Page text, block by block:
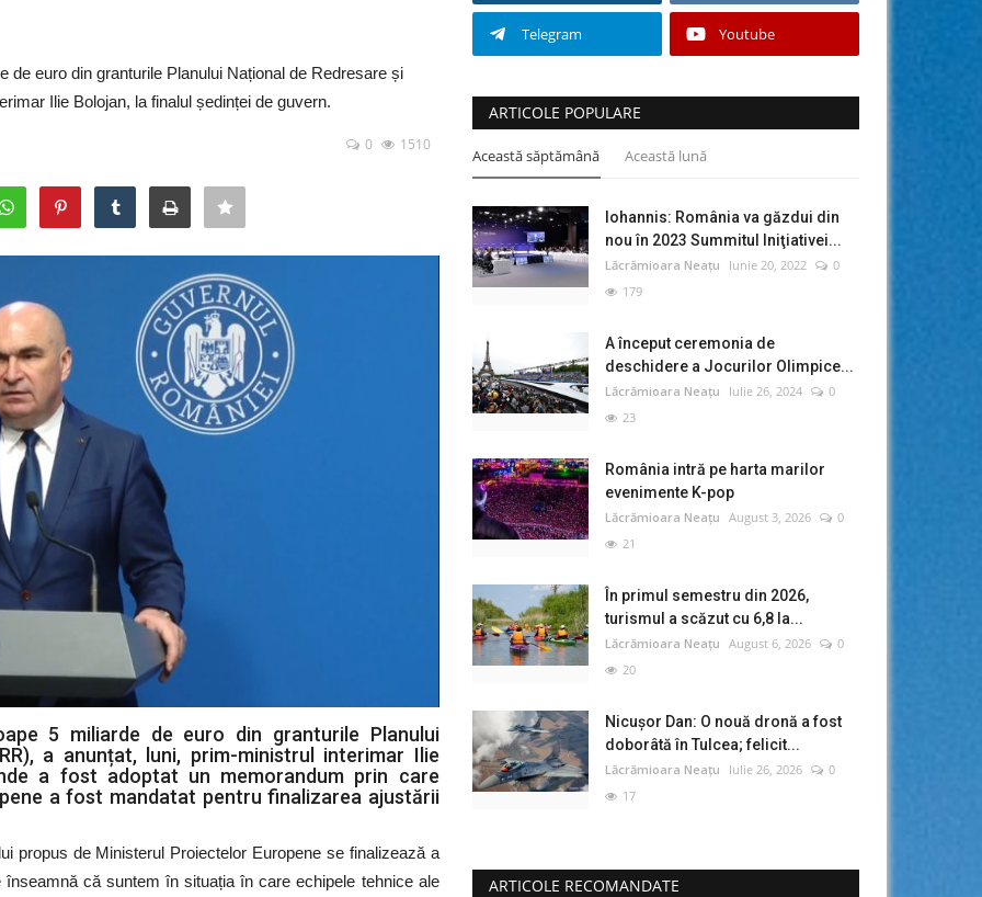
de euro din granturile Planului Național de Redresare și
Ilie Bolojan, la finalul ședinței de guvern.
0 1510
5 miliarde de euro din granturile Planului
a anunțat, luni, prim-ministrul interimar Ilie
a fost adoptat un memorandum prin care
a fost mandatat pentru finalizarea ajustării
propus de Ministerul Proiectelor Europene se finalizează a
că suntem în situația în care echipele tehnice ale
Telegram Youtube
ARTICOLE POPULARE
Această săptămână Această lună
Iohannis: România va găzdui din
nou în 2023 Summitul Iniţiativei...
Lăcrămioara Neațu Iunie 20, 2022
0
179
A început ceremonia de
deschidere a Jocurilor Olimpice...
Lăcrămioara Neațu Iulie 26, 2024
0
23
România intră pe harta marilor
evenimente K-pop
Lăcrămioara Neațu August 3, 2026
0
21
În primul semestru din 2026,
turismul a scăzut cu 6,8 la...
Lăcrămioara Neațu August 6, 2026
0
20
Nicușor Dan: O nouă dronă a fost
doborâtă în Tulcea; felicit...
Lăcrămioara Neațu Iulie 26, 2026
0
17
ARTICOLE RECOMANDATE